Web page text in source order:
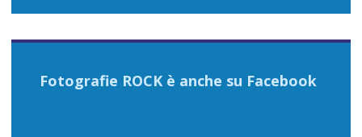
Fotografie ROCK è anche su Facebook